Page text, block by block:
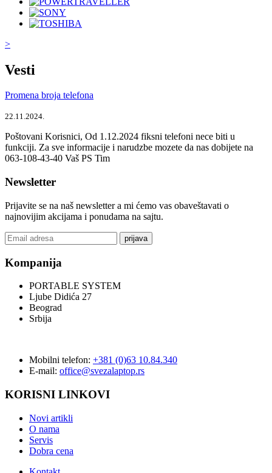
>
Vesti
Promena broja telefona
22.11.2024.
Poštovani Korisnici, Od 1.12.2024 fiksni telefoni nece biti u
funkciji. Za sve informacije i narudzbe mozete da nas dobijete na
063-108-43-40 Vaš PS Tim
Newsletter
Prijavite se na naš newsletter a mi ćemo vas obaveštavati o
najnovijim akcijama i ponudama na sajtu.
prijava
Kompanija
PORTABLE SYSTEM
Ljube Didića 27
Beograd
Srbija
Mobilni telefon: +381 (0)63 10.84.340
E-mail: office@svezalaptop.rs
KORISNI LINKOVI
Novi artikli
O nama
Servis
Dobra cena